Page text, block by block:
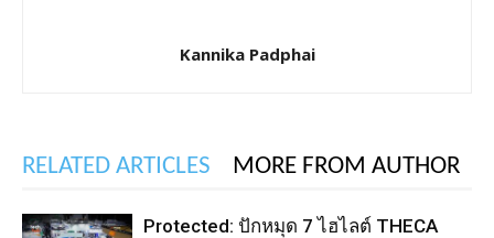
Kannika Padphai
RELATED ARTICLES MORE FROM AUTHOR
Protected: ปักหมุด 7 ไฮไลต์ THECA